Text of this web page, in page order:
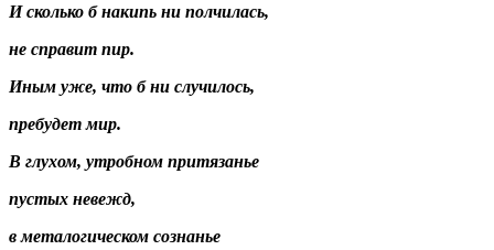
И сколько б накипь ни полчилась,
не справит пир.
Иным уже, что б ни случилось,
пребудет мир.
В глухом, утробном притязанье
пустых невежд,
в металогическом сознанье